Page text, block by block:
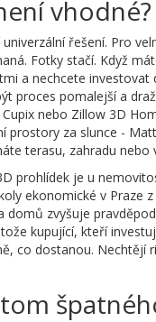
vhodné?
řešení. Pro
Fotky stačí. Když
a nechcete investovat
proces pomalejší a
nebo Zillow 3D
prostory za slunce -
terasu, zahradu nebo
prohlídek je u
ekonomické v Praze
domů zvyšuje
kupující, kteří
co dostanou. Nechtějí